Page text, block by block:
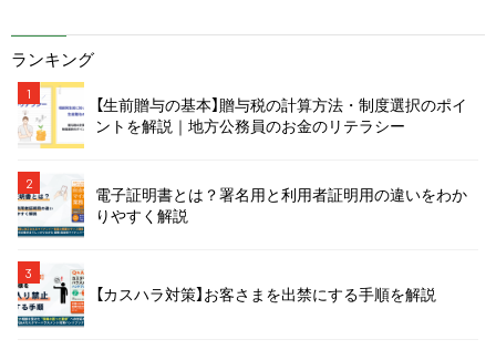
ランキング
1
【生前贈与の基本】贈与税の計算方法・制度選択のポイ
ントを解説｜地方公務員のお金のリテラシー
2
電子証明書とは？署名用と利用者証明用の違いをわか
りやすく解説
3
【カスハラ対策】お客さまを出禁にする手順を解説